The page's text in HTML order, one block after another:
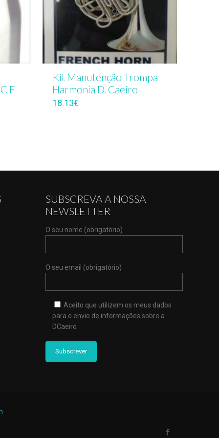
F
Kit Manutenção Trompa
Harmonia D. Caeiro
18.13€
SUBSCREVA A NOSSA
NEWSLETTER
O seu nome (obrigatório)
O seu email (obrigatório)
Aceito que utilizem os meus dados
para o envio de informações sobre a
DCaeiro